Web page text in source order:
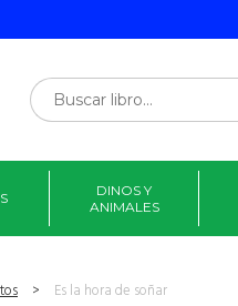
DINOS Y
ANIMALES
> Es la hora de soñar